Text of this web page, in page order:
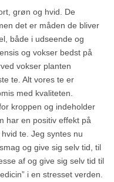
grøn og hvid. De
det er måden de bliver
både i udseende og
og vokser bedst på
vokser planten
te. Alt vores te er
med kvaliteten.
kroppen og indeholder
har en positiv effekt på
te. Jeg syntes nu
og give sig selv tid, til
af og give sig selv tid til
i en stresset verden.